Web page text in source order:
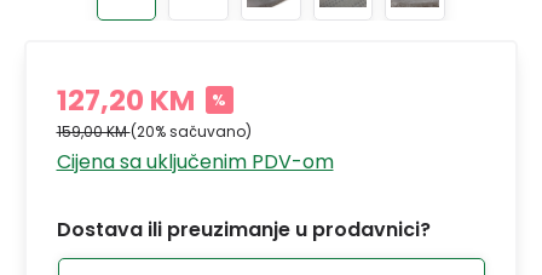
127,20 KM %
159,00 KM(20% sačuvano)
Cijena sa uključenim PDV-om
Dostava ili preuzimanje u prodavnici?